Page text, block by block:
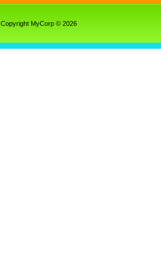
Copyright MyCorp © 2026